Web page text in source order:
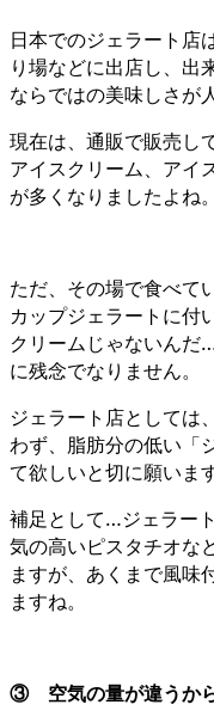
日本でのジェラート店
り場などに出店し、出
ならではの美味しさが
現在は、通販で販売し
アイスクリーム、アイ
が多くなりましたよね。
ただ、その場で食べて
カップジェラートに付
クリームじゃないんだ
に残念でなりません。
ジェラート店としては
わず、脂肪分の低い「
て欲しいと切に願いま
補足として…ジェラー
気の高いピスタチオな
ますが、あくまで風味
ますね。
③ 空気の量が違うか